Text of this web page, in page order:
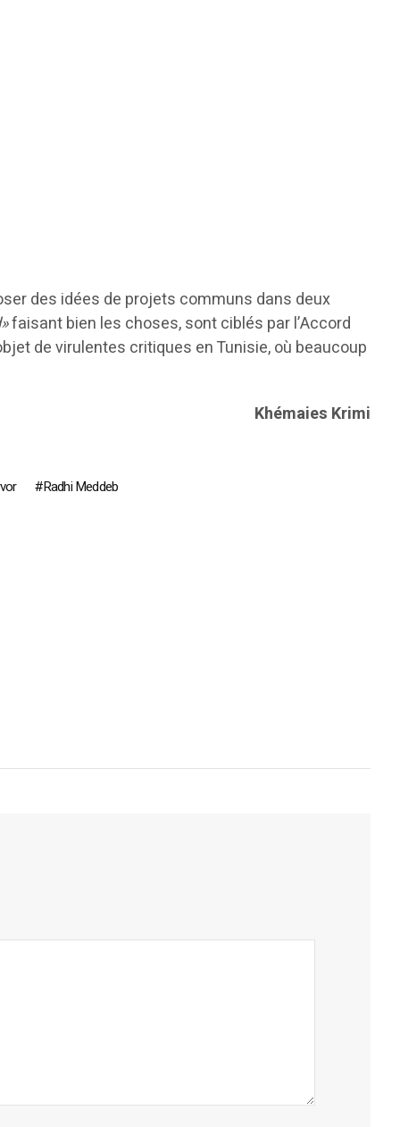
des idées de projets communs dans deux
faisant bien les choses, sont ciblés par l’Accord
de virulentes critiques en Tunisie, où beaucoup
Khémaies Krimi
Radhi Meddeb